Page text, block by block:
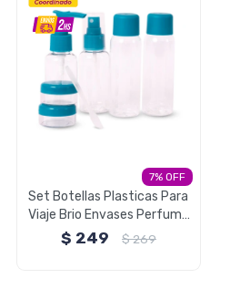
7
Set Botellas Plasticas Para
Viaje Brio Envases Perfume
Crema
$ 249 $269
Electrodomésticos